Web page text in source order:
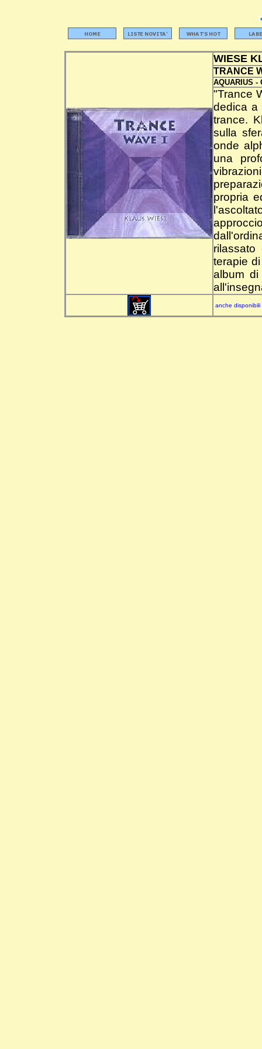
WIESE
TRANCE
AQUARIUS -
"Trance
dedica a
trance.
sulla
onde
una
propria
terapie
album
anche disponibili